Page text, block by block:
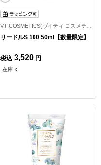
リードルS 100 50ml【数量限定】
税込 3,520 円
在庫 ○